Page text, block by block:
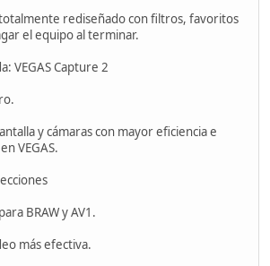
rediseñado con filtros, favoritos
el equipo al terminar.
VEGAS Capture 2
y cámaras con mayor eficiencia e
VEGAS.
BRAW y AV1.
más efectiva.